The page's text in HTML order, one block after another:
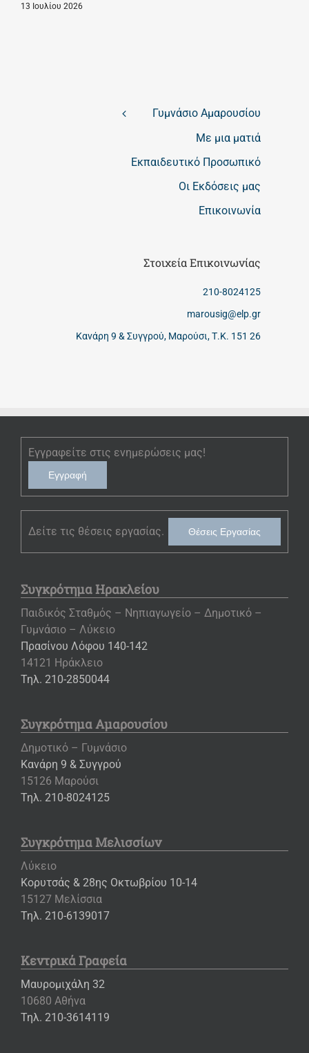
13 Ιουλίου 2026
Γυμνάσιο Αμαρουσίου
Με μια ματιά
Εκπαιδευτικό Προσωπικό
Οι Εκδόσεις μας
Επικοινωνία
Στοιχεία Επικοινωνίας
210-8024125
marousig@elp.gr
Κανάρη 9 & Συγγρού, Μαρούσι, Τ.Κ. 151 26
Εγγραφείτε στις ενημερώσεις μας!
Εγγραφή
Δείτε τις θέσεις εργασίας. Θέσεις Εργασίας
Συγκρότημα Ηρακλείου
Παιδικός Σταθμός – Νηπιαγωγείο – Δημοτικό –
Γυμνάσιο – Λύκειο
Πρασίνου Λόφου 140-142
14121 Ηράκλειο
Τηλ. 210-2850044
Συγκρότημα Αμαρουσίου
Δημοτικό – Γυμνάσιο
Κανάρη 9 & Συγγρού
15126 Μαρούσι
Τηλ. 210-8024125
Συγκρότημα Μελισσίων
Λύκειο
Κορυτσάς & 28ης Οκτωβρίου 10-14
15127 Μελίσσια
Τηλ. 210-6139017
Κεντρικά Γραφεία
Μαυρομιχάλη 32
10680 Αθήνα
Τηλ. 210-3614119